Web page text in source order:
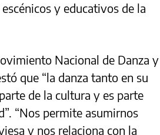
y educativos de la
Nacional de Danza y
que “la danza tanto en su
de la cultura y es parte
“Nos permite asumirnos
y nos relaciona con la